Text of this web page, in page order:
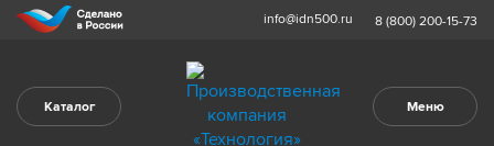
info@idn500.ru 8 (800) 200-15-73
Каталог Меню